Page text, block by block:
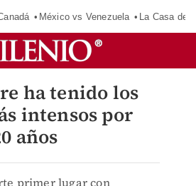
México vs Venezuela La Casa de
ha tenido los
intensos por
años
primer lugar con